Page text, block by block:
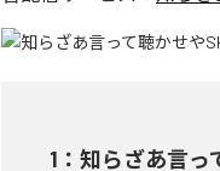
1 ： 知らざあ言っ